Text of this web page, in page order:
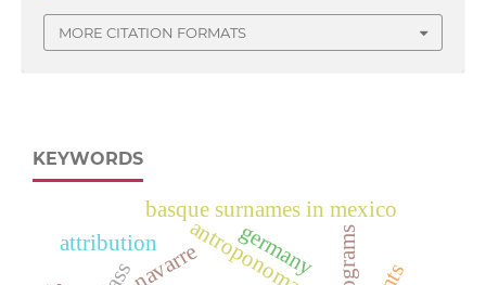
MORE CITATION FORMATS
KEYWORDS
navarre
basque surnames in mexico
germany
attribution